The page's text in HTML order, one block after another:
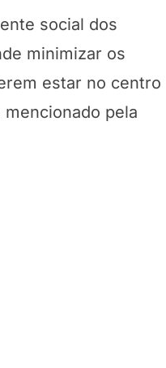
social dos
minimizar os
estar no centro
pela